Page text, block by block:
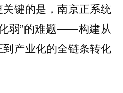
键的是，南京正系统
弱”的难题——构建从
产业化的全链条转化